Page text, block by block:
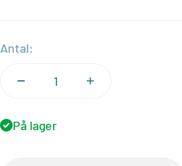
Antal:
På lager